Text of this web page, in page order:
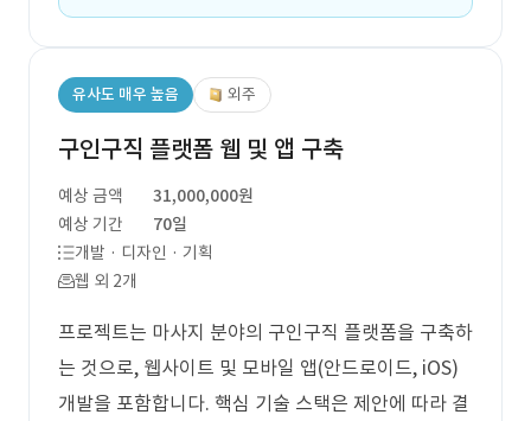
유사도 매우 높음 외주
구인구직 플랫폼 웹 및 앱 구축
예상 금액
31,000,000원
예상 기간
70일
개발 · 디자인 · 기획
웹 외 2개
프로젝트는 마사지 분야의 구인구직 플랫폼을 구축하
는 것으로, 웹사이트 및 모바일 앱(안드로이드, iOS)
개발을 포함합니다. 핵심 기술 스택은 제안에 따라 결